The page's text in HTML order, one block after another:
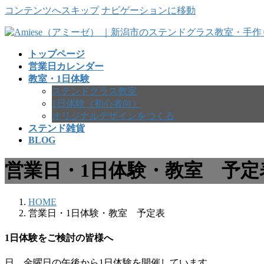
コンテンツへスキップ ナビゲーションに移動
トップページ
営業日カレンダー
教室・1日体験
ステンドグラス教室
1日体験（初心者向）
オリジナルデザインをつくる
ステンド雑貨
BLOG
営業日・1日体験・教室 予定
HOME
営業日・1日体験・教室 予定表
1日体験をご検討の皆様へ